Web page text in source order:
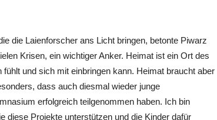
die Laienforscher ans Licht bringen, betonte Piwarz
Krisen, ein wichtiger Anker. Heimat ist ein Ort des
und sich mit einbringen kann. Heimat braucht aber
dass auch diesmal wieder junge
erfolgreich teilgenommen haben. Ich bin
diese Projekte unterstützen und die Kinder dafür